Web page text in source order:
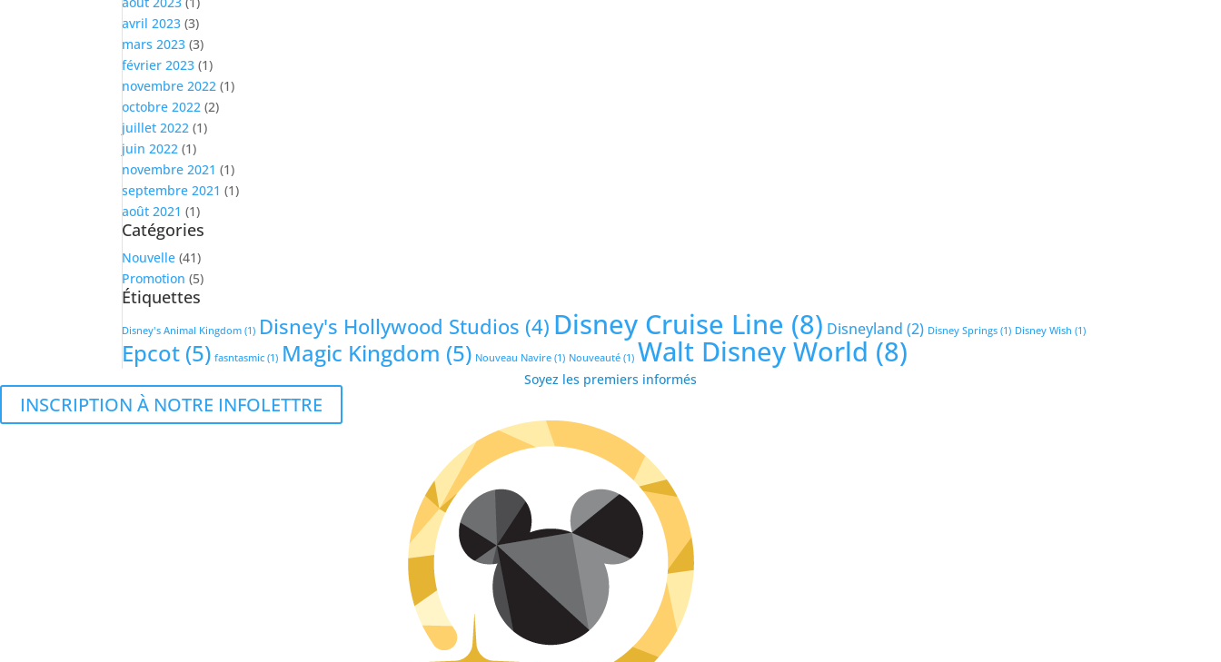
avril 2023 (3)
mars 2023 (3)
février 2023 (1)
novembre 2022 (1)
octobre 2022 (2)
juillet 2022 (1)
juin 2022 (1)
novembre 2021 (1)
septembre 2021 (1)
août 2021 (1)
Catégories
Nouvelle (41)
Promotion (5)
Étiquettes
Disney's Animal Kingdom (1) Disney's Hollywood Studios (4) Disney Cruise Line (8) Disneyland (2) Disney Springs (1) Disney Wish (1)
Epcot (5) fasntasmic (1) Magic Kingdom (5) Nouveau Navire (1) Nouveauté (1) Walt Disney World (8)
Soyez les premiers informés
INSCRIPTION À NOTRE INFOLETTRE